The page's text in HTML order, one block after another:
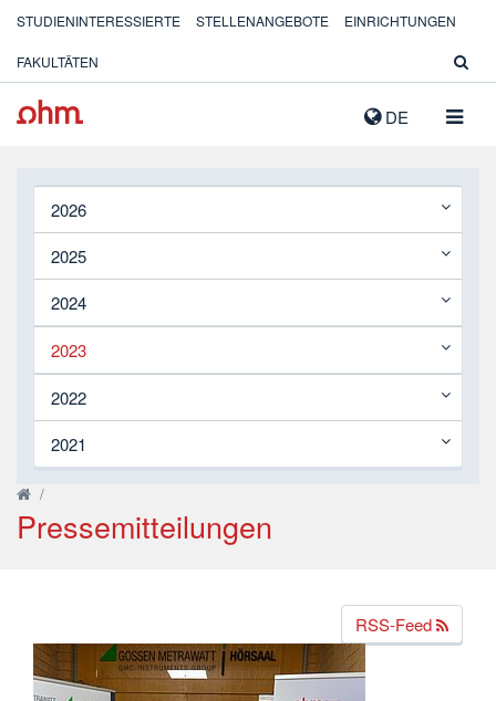
DE
STUDIENINTERESSIERTE STELLENANGEBOTE EINRICHTUNGEN
FAKULTÄTEN
2026
2025
2024
2023
2022
2021
/
Pressemitteilungen
RSS-Feed